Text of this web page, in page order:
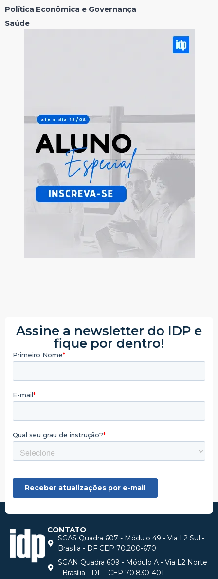
Política Econômica e Governança
Saúde
Assine a newsletter do IDP e
fique por dentro!
CONTATO
SGAS Quadra 607 - Módulo 49 - Via L2 Sul -
Brasilia - DF CEP 70.200-670
SGAN Quadra 609 - Módulo A - Via L2 Norte
- Brasília - DF - CEP 70.830-401